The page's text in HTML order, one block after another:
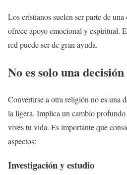
Los cristianos suelen ser parte de
ofrece apoyo emocional y espiritual.
red puede ser de gran ayuda.
No es solo una
Convertirse a otra religión no es una
la ligera. Implica un cambio
vives tu vida. Es importante que
aspectos:
Investigación y estudio